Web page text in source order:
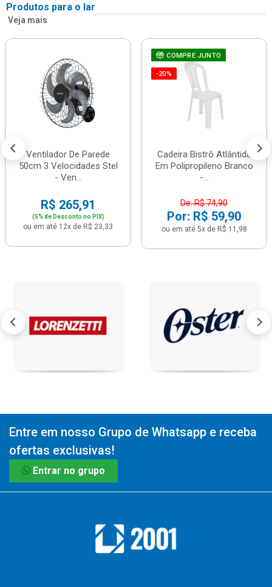
Produtos para o lar
Veja mais
Ventilador De Parede
50cm 3 Velocidades Stel
- Ven...
R$ 265,91
(5% de Desconto no PIX)
ou em até 12x de R$ 23,33
COMPRE JUNTO
-20%
Cadeira Bistrô Atlântida
Em Polipropileno Branco
-...
De: R$ 74,90
Por: R$ 59,90
ou em até 5x de R$ 11,98
Entre em nosso Grupo de Whatsapp e receba
ofertas exclusivas!
Entrar no grupo